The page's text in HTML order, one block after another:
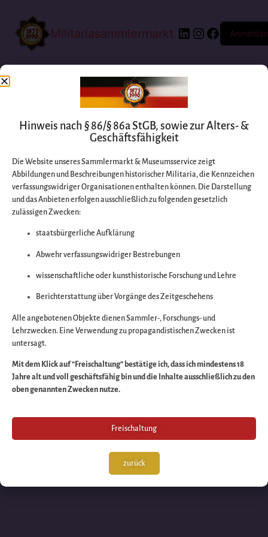
Militariasammlermarkt Anmelden
Entschuldigen Sie
bitte die
Wir arbeiten an
großartigen Sache
schauen Sie bald
wieder vorbei!
Hinweis nach § 86/§ 86a StGB, sowie zur Alters- &
Geschäftsfähigkeit
Die Website unseres Sammlermarkt & Museumsservice zeigt
Abbildungen und Beschreibungen historischer Militaria, die Kennzeichen
verfassungswidriger Organisationen enthalten können. Die Darstellung
und das Anbieten erfolgen ausschließlich zu folgenden gesetzlich
zulässigen Zwecken:
staatsbürgerliche Aufklärung
Abwehr verfassungswidriger Bestrebungen
wissenschaftliche oder kunsthistorische Forschung und Lehre
Berichterstattung über Vorgänge des Zeitgeschehens
Alle angebotenen Objekte dienen Sammler-, Forschungs- und
Lehrzwecken. Eine Verwendung zu propagandistischen Zwecken ist
untersagt.
Mit dem Klick auf “Freischaltung” bestätige ich, dass ich mindestens 18
Jahre alt und voll geschäftsfähig bin und die Inhalte ausschließlich zu den
oben genannten Zwecken nutze.
Freischaltung
zurück